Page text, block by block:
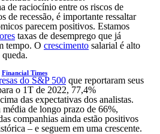
de raciocínio entre os riscos de
de recessão, é importante ressaltar
parecem positivos. Estamos
taxas de desemprego que já
tempo. O crescimento salarial é alto
Financial Times
do S&P 500 que reportaram seus
o 1T de 2022, 77,4%
das expectativas dos analistas.
média de longo prazo de 66%,
companhias ainda estão positivos
– e seguem em uma crescente.